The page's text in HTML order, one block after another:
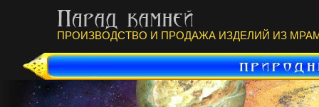
ПРОИЗВОДСТВО И ПРОДАЖА ИЗДЕЛИЙ ИЗ